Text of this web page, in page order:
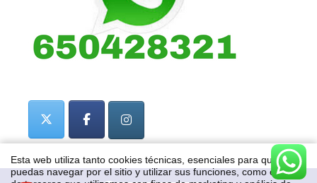
Esta web utiliza tanto cookies técnicas, esenciales para que
puedas navegar por el sitio y utilizar sus funciones, como cookies